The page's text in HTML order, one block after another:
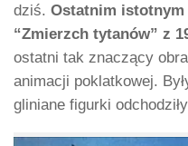
dziś. Ostatnim istotnym
“Zmierzch tytanów” z
ostatni tak znaczący
animacji poklatkowej.
gliniane figurki